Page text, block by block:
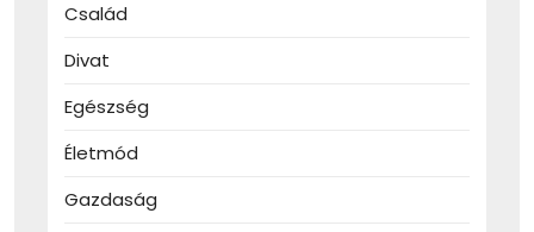
Család
Divat
Egészség
Életmód
Gazdaság